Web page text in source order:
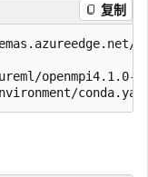
复制
openmpi4.1.0-